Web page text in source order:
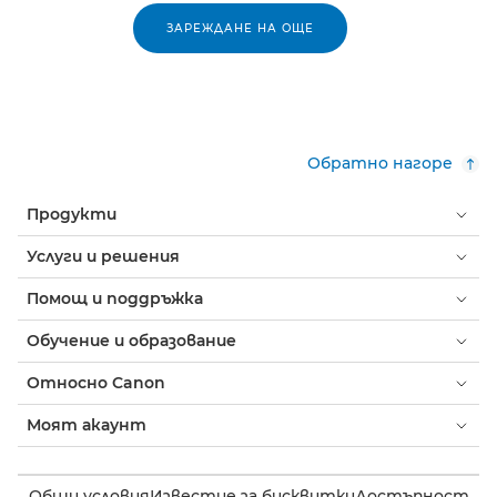
ЗАРЕЖДАНЕ НА ОЩЕ
Обратно нагоре
Продукти
Услуги и решения
Помощ и поддръжка
Обучение и образование
Относно Canon
Моят акаунт